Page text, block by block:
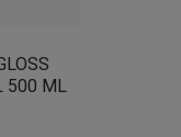
500 ML